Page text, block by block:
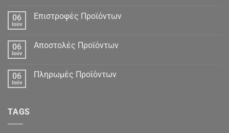
Δεδομένα
06
Ιούν
Επιστροφές Προϊόντων
06
Ιούν
Αποστολές Προϊόντων
06
Ιούν
Πληρωμές Προϊόντων
TAGS